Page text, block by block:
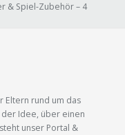
& Spiel-Zubehör – 4
Eltern rund um das
Idee, über einen
unser Portal &